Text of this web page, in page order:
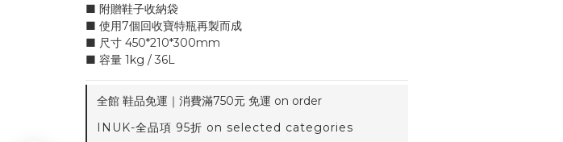
■ 附贈鞋子收納袋
■ 使用7個回收寶特瓶再製而成
■ 尺寸 450*210*300mm
■ 容量 1kg / 36L
全館 鞋品免運｜消費滿750元 免運 on order
INUK-全品項 95折 on selected categories